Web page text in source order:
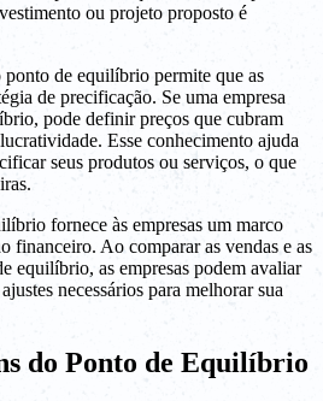
ou projeto proposto é
de equilíbrio permite que as
de precificação. Se uma empresa
pode definir preços que cubram
Esse conhecimento ajuda
seus produtos ou serviços, o que
fornece às empresas um marco
financeiro. Ao comparar as vendas e as
equilíbrio, as empresas podem avaliar
necessários para melhorar sua
do Ponto de Equilíbrio